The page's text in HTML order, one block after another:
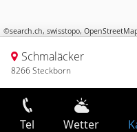
©search.ch, swisstopo,
Schmaläcker
8266 Steckborn
Tel Wetter